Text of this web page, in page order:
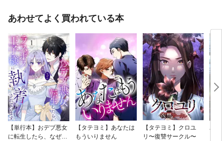
あわせてよく買われている本
【単行本】おデブ悪女
に転生したら、なぜか
【タテヨミ】あなたは
もういりません
【タテヨミ】クロユ
リ〜復讐サークル〜
バ